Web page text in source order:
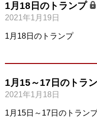
1月18日のトランプ
2021年1月19日
1月18日のトランプ
1月15～17日のトラ
2021年1月18日
1月15日～17日のトラン